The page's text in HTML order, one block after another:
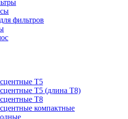
фильтров
T5
T5 (длина T8)
T8
компактные